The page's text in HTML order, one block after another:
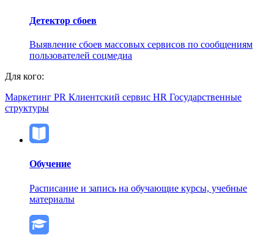
Детектор сбоев
Выявление сбоев массовых сервисов по сообщениям
пользователей соцмедиа
Для кого:
Маркетинг PR Клиентский сервис HR Государственные
структуры
Обучение
Расписание и запись на обучающие курсы, учебные
материалы